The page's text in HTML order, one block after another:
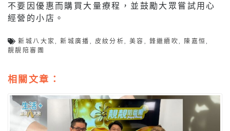
不要因優惠而購買大量療程，並鼓勵大眾嘗試用心
經營的小店。
新城八大家,新城廣播 , 皮紋分析,美容 , 鋒繼續吹, 陳嘉恒,
靚靚陪審團
相關文章：